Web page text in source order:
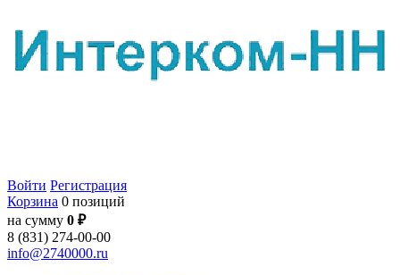
Войти Регистрация
Корзина 0 позиций
на сумму 0 ₽
8 (831) 274-00-00
info@2740000.ru